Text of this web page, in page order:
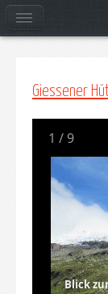
Giessener
Blick
1 /9